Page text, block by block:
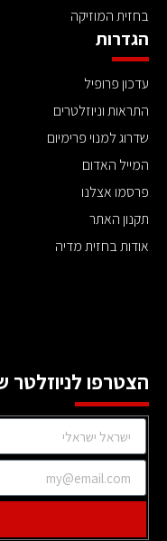
בחזית המוזיקה
הגדרות
עדכון פרופיל
התראות וניוזלטרים
שדרוג למנוי פרימיום
המייל האדום
פרסמו אצלנו
תקנון האתר
אודות בחזית מדיה
הצטרפו לניוזלטר